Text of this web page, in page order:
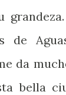
de
da
bella